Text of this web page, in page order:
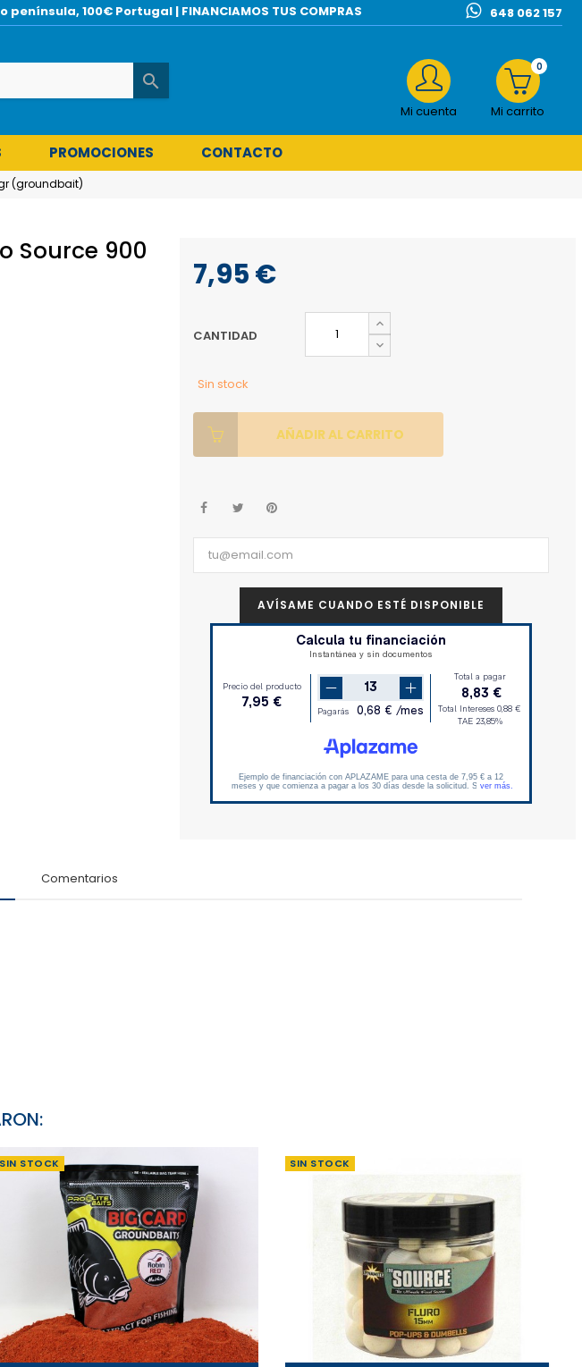
100€ Portugal | FINANCIAMOS TUS COMPRAS 648 062 157
search
0
Mi carrito
Mi cuenta
PROMOCIONES CONTACTO
(groundbait)
Source 900
7,95 €
CANTIDAD
Sin stock
AÑADIR AL CARRITO
AVÍSAME CUANDO ESTÉ DISPONIBLE
Comentarios
SIN STOCK SIN STOCK